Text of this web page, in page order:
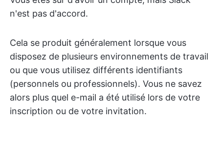
n'est pas d'accord.
Cela se produit généralement lorsque vous
disposez de plusieurs environnements de travail
ou que vous utilisez différents identifiants
(personnels ou professionnels). Vous ne savez
alors plus quel e-mail a été utilisé lors de votre
inscription ou de votre invitation.